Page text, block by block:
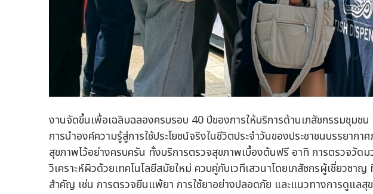
งานจัดขึ้นเพื่อเฉลิมฉลองครบรอบ 40 ปีของการให้บริการด้านเภสัชกรรมชุมช
การนำองค์ความรู้สู่การใช้ประโยชน์จริงในชีวิตประจำวันของประชาชนบรรยาก
สุขภาพไว้อย่างครบครัน ทั้งบริการตรวจสุขภาพเบื้องต้นฟรี อาทิ การตรวจวัด
วิเคราะห์ผิวด้วยเทคโนโลยีสมัยใหม่ ควบคู่กับเวทีเสวนาโดยเภสัชกรผู้เชี่ยวชาญ
สำคัญ เช่น การตรวจยีนแพ้ยา การใช้ยาอย่างปลอดภัย และแนวทางการดูแล